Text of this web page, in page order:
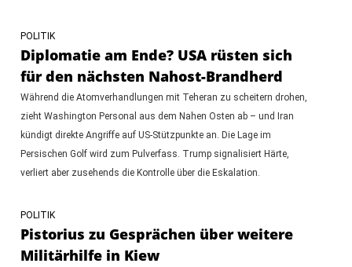
POLITIK
Diplomatie am Ende? USA rüsten sich
für den nächsten Nahost-Brandherd
Während die Atomverhandlungen mit Teheran zu scheitern drohen,
zieht Washington Personal aus dem Nahen Osten ab – und Iran
kündigt direkte Angriffe auf US-Stützpunkte an. Die Lage im
Persischen Golf wird zum Pulverfass. Trump signalisiert Härte,
verliert aber zusehends die Kontrolle über die Eskalation.
POLITIK
Pistorius zu Gesprächen über weitere
Militärhilfe in Kiew